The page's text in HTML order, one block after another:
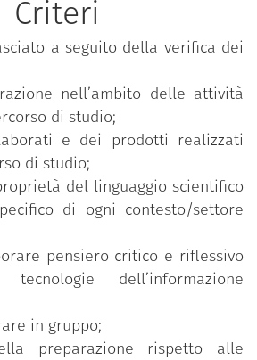
Criteri
a seguito della verifica dei
nell’ambito delle attività
di studio;
e dei prodotti realizzati
di studio;
del linguaggio scientifico
di ogni contesto/settore
pensiero critico e riflessivo
dell’informazione
in gruppo;
preparazione rispetto alle